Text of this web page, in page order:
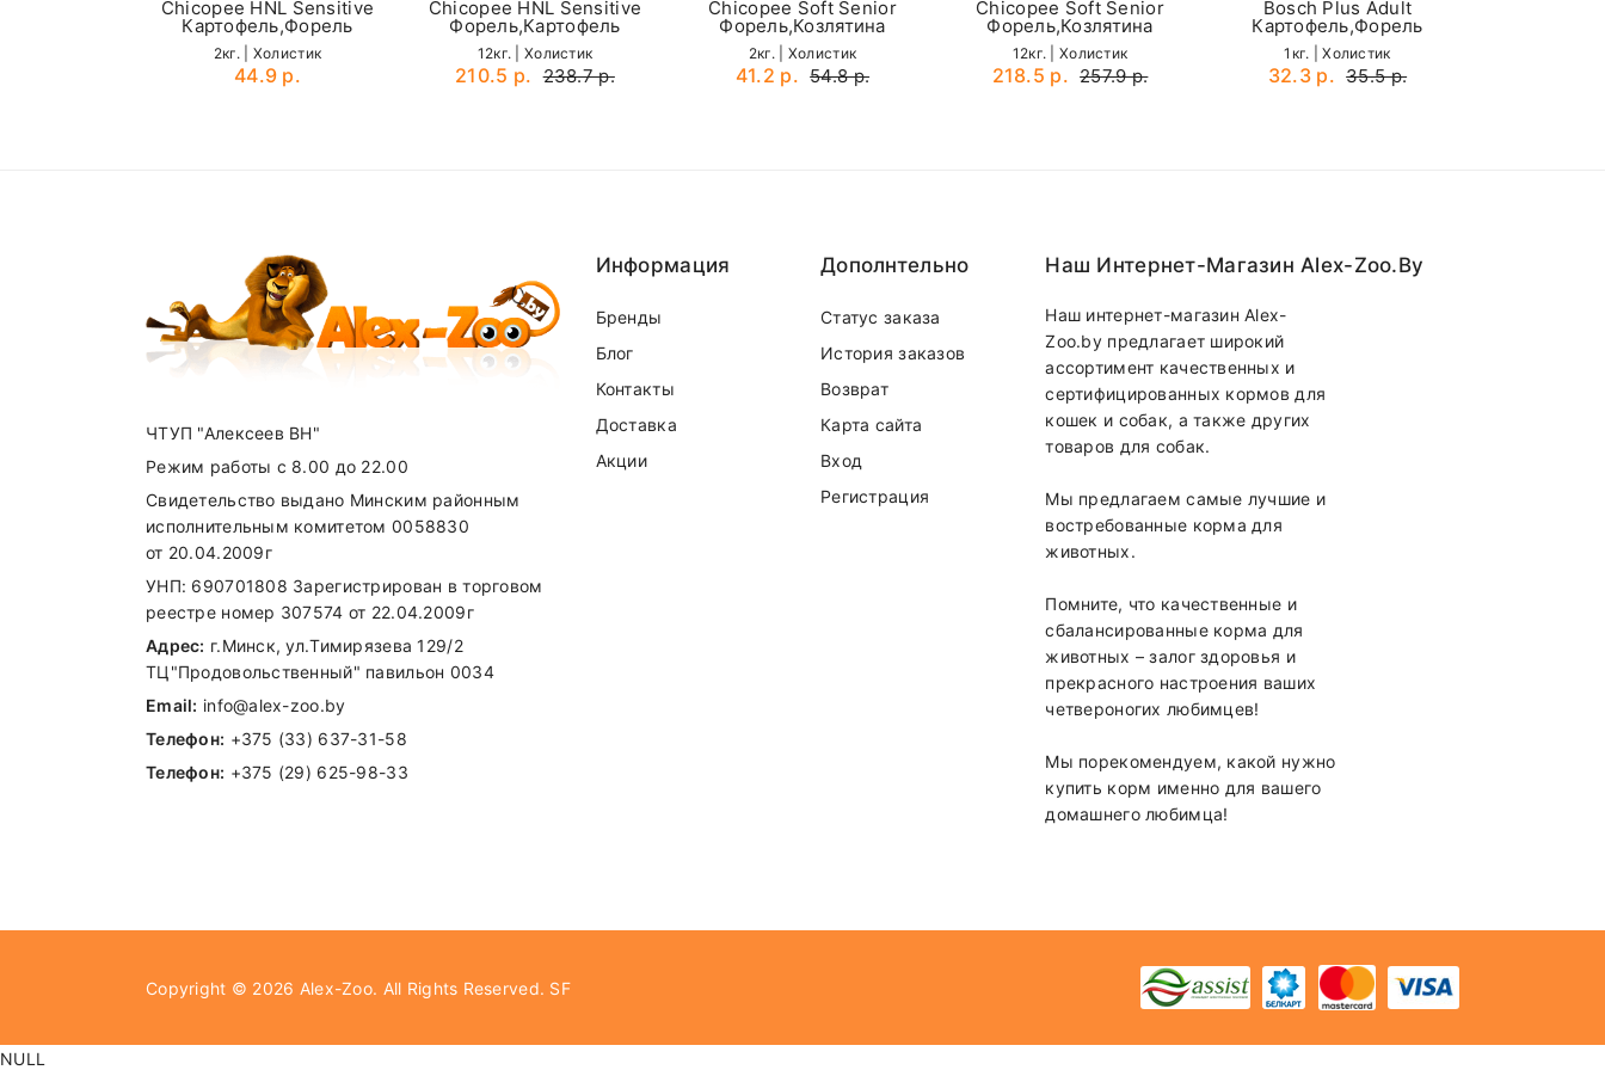
Самовывоз
SUBMIT
Chicopee HNL Sensitive
Картофель,Форель
2кг. | Холистик
44.9 р.
Chicopee HNL Sensitive
Форель,Картофель
12кг. | Холистик
210.5 р. 238.7 р.
Chicopee Soft Senior
Форель,Козлятина
2кг. | Холистик
41.2 р. 54.8 р.
Chicopee Soft Senior
Форель,Козлятина
12кг. | Холистик
218.5 р. 257.9 р.
Bosch Plus Adult
Картофель,Форель
1кг. | Холистик
32.3 р. 35.5 р.
ЧТУП "Алексеев ВН"
Режим работы с 8.00 до 22.00
Свидетельство выдано Минским районным
исполнительным комитетом 0058830
от 20.04.2009г
УНП: 690701808 Зарегистрирован в торговом
реестре номер 307574 от 22.04.2009г
Адрес: г.Минск, ул.Тимирязева 129/2
ТЦ"Продовольственный" павильон 0034
Email: info@alex-zoo.by
Телефон: +375 (33) 637-31-58
Телефон: +375 (29) 625-98-33
Информация
Бренды
Блог
Контакты
Доставка
Акции
Дополнтельно
Статус заказа
История заказов
Возврат
Карта сайта
Вход
Регистрация
Наш Интернет-Магазин Alex-Zoo.by
Наш интернет-магазин Alex-
Zoo.by предлагает широкий
ассортимент качественных и
сертифицированных кормов для
кошек и собак, а также других
товаров для собак.
Мы предлагаем самые лучшие и
востребованные корма для
животных.
Помните, что качественные и
сбалансированные корма для
животных – залог здоровья и
прекрасного настроения ваших
четвероногих любимцев!
Мы порекомендуем, какой нужно
купить корм именно для вашего
домашнего любимца!
Copyright © 2026 Alex-Zoo. All Rights Reserved. SF
NULL